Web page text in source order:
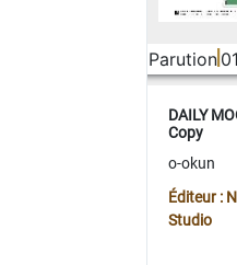
Parution
DAILY
Copy
o-okun
Éditeur :
Studio